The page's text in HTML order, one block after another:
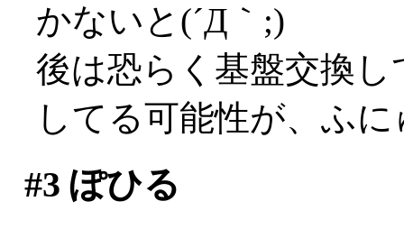
かないと(´Д｀;)
後は恐らく基盤交換
してる可能性が、ふに
#3 ぽひる